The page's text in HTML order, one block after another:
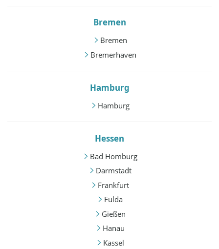
Bremen
Bremen
Bremerhaven
Hamburg
Hamburg
Hessen
Bad Homburg
Darmstadt
Frankfurt
Fulda
Gießen
Hanau
Kassel